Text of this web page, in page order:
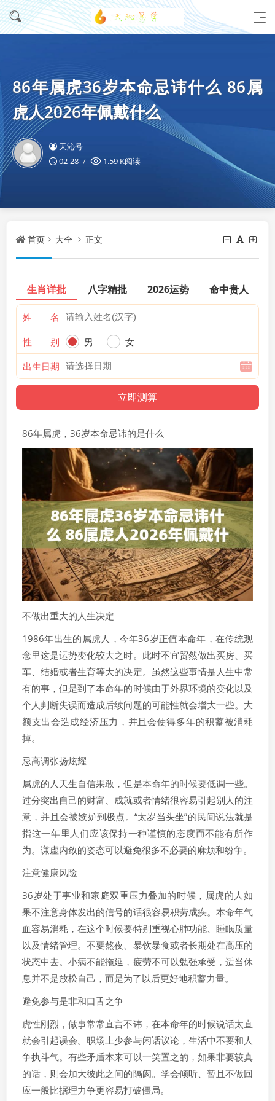
86年属虎36岁本命忌讳什么 86属
虎人2026年佩戴什么
天沁号
02-28
1.59 K阅读
首页 大全 正文
生肖详批 八字精批 2026运势 命中贵人
姓 名
性 别
男
女
出生日期
86年属虎，36岁本命忌讳的是什么
不做出重大的人生决定
1986年出生的属虎人，今年36岁正值本命年，在传统观
念里这是运势变化较大之时。此时不宜贸然做出买房、买
车、结婚或者生育等大的决定。虽然这些事情是人生中常
有的事，但是到了本命年的时候由于外界环境的变化以及
个人判断失误而造成后续问题的可能性就会增大一些。大
额支出会造成经济压力，并且会使得多年的积蓄被消耗
掉。
忌高调张扬炫耀
属虎的人天生自信果敢，但是本命年的时候要低调一些。
过分突出自己的财富、成就或者情绪很容易引起别人的注
意，并且会被嫉妒到极点。“太岁当头坐”的民间说法就是
指这一年里人们应该保持一种谨慎的态度而不能有所作
为。谦虚内敛的姿态可以避免很多不必要的麻烦和纷争。
注意健康风险
36岁处于事业和家庭双重压力叠加的时候，属虎的人如
果不注意身体发出的信号的话很容易积劳成疾。本命年气
血容易消耗，在这个时候要特别重视心肺功能、睡眠质量
以及情绪管理。不要熬夜、暴饮暴食或者长期处在高压的
状态中去。小病不能拖延，疲劳不可以勉强承受，适当休
息并不是放松自己，而是为了以后更好地积蓄力量。
避免参与是非和口舌之争
虎性刚烈，做事常常直言不讳，在本命年的时候说话太直
就会引起误会。职场上少参与闲话议论，生活中不要和人
争执斗气。有些矛盾本来可以一笑置之的，如果非要较真
的话，则会加大彼此之间的隔阂。学会倾听、暂且不做回
应一般比据理力争更容易打破僵局。